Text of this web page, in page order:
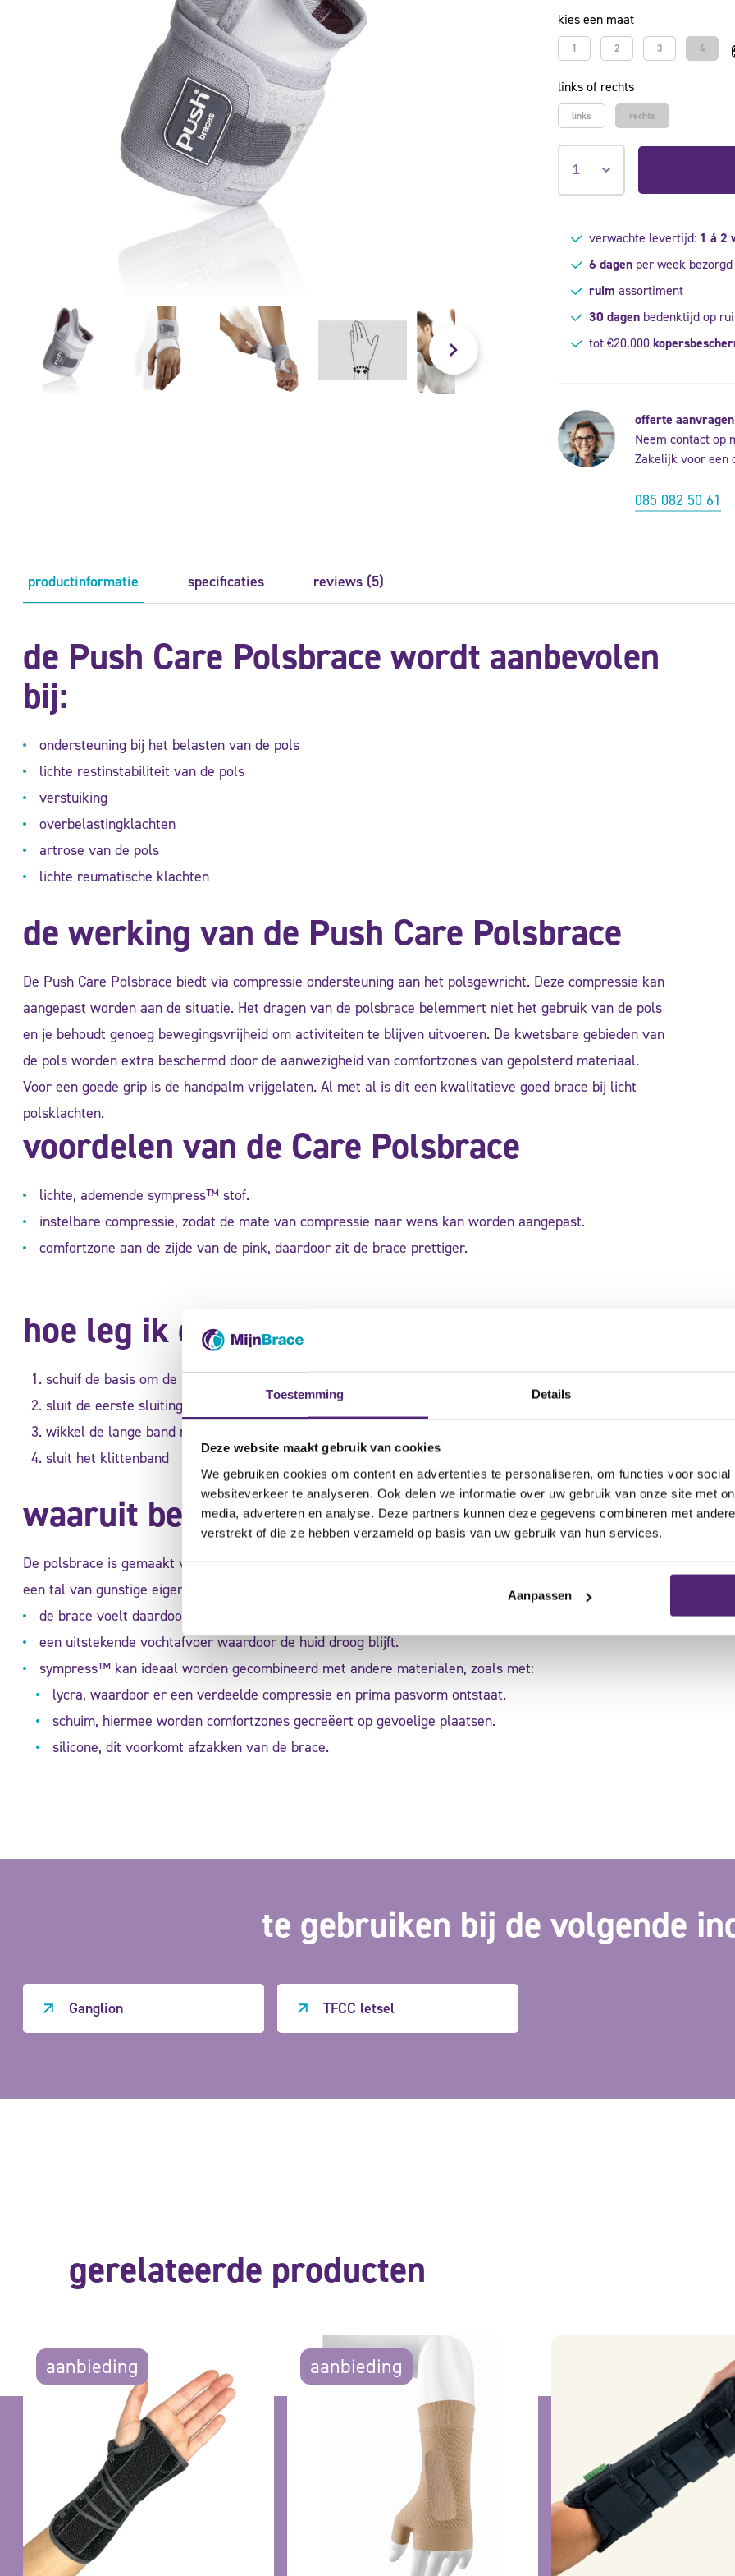
Toestemming Details
Deze website maakt gebruik van cookies
We gebruiken cookies om content en advertenties te personaliseren, om functies voor
websiteverkeer te analyseren. Ook delen we informatie over uw gebruik van onze site met
media, adverteren en analyse. Deze partners kunnen deze gegevens combineren met
verstrekt of die ze hebben verzameld op basis van uw gebruik van hun services.
Aanpassen
kies een maat
1 2 3 4
links of rechts
links rechts
verwachte levertijd: 1 á 2
6 dagenper week bezorgd
ruim assortiment
30 dagenbedenktijd op
tot €20.000
offerte aanvragen
Neem contact op
Zakelijk voor een
085 082 50 61
productinformatie specificaties reviews (5)
de Push Care Polsbrace wordt aanbevolen
bij:
ondersteuning bij het belasten van de pols
lichte restinstabiliteit van de pols
verstuiking
overbelastingklachten
artrose van de pols
lichte reumatische klachten
de werking van de Push Care Polsbrace
De Push Care Polsbrace biedt via compressie ondersteuning aan het polsgewricht. Deze compressie kan
aangepast worden aan de situatie. Het dragen van de polsbrace belemmert niet het gebruik van de pols
en je behoudt genoeg bewegingsvrijheid om activiteiten te blijven uitvoeren. De kwetsbare gebieden van
de pols worden extra beschermd door de aanwezigheid van comfortzones van gepolsterd materiaal.
Voor een goede grip is de handpalm vrijgelaten. Al met al is dit een kwalitatieve goed brace bij licht
polsklachten.
voordelen van de Care Polsbrace
lichte, ademende sympress™ stof.
instelbare compressie, zodat de mate van compressie naar wens kan worden aangepast.
comfortzone aan de zijde van de pink, daardoor zit de brace prettiger.
hoe leg ik de polsbrace om?
schuif de basis om de hand tot deze aansluit op de duim
sluit de eerste sluiting om de pols
wikkel de lange band rondom de pols
sluit het klittenband
waaruit bestaat de brace?
De polsbrace is gemaakt van sympress™, een hoog kwalitatief comfortabel materiaal. Sympress™ kent
een tal van gunstige eigenschappen;
de brace voelt daardoor zacht en comfortabel aanvoelt.
een uitstekende vochtafvoer waardoor de huid droog blijft.
sympress™ kan ideaal worden gecombineerd met andere materialen, zoals met:
lycra, waardoor er een verdeelde compressie en prima pasvorm ontstaat.
schuim, hiermee worden comfortzones gecreëert op gevoelige plaatsen.
silicone, dit voorkomt afzakken van de brace.
te gebruiken bij de volgende
Ganglion TFCC letsel
gerelateerde producten
aanbieding aanbieding